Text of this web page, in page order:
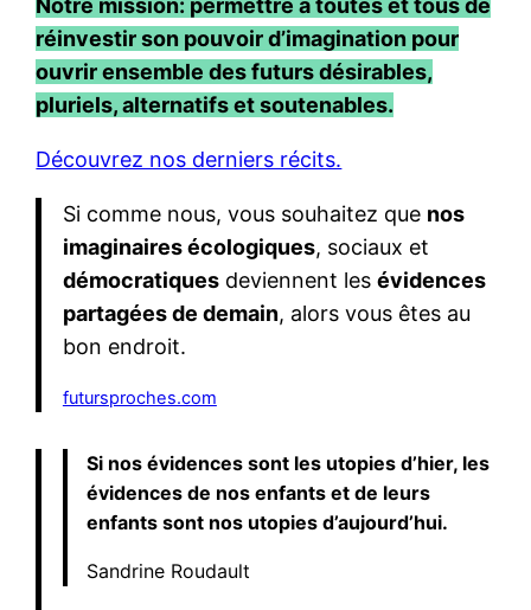
Notre mission: permettre à toutes et tous de
réinvestir son pouvoir d’imagination pour
ouvrir ensemble des futurs désirables,
pluriels, alternatifs et soutenables.
Découvrez nos derniers récits.
Si comme nous, vous souhaitez que nos
imaginaires écologiques, sociaux et
démocratiquesdeviennent les évidences
partagées de demain, alors vous êtes au
bon endroit.
futursproches.com
Si nos évidences sont les utopies d’hier, les
évidences de nos enfants et de leurs
enfants sont nos utopies d’aujourd’hui.
Sandrine Roudault